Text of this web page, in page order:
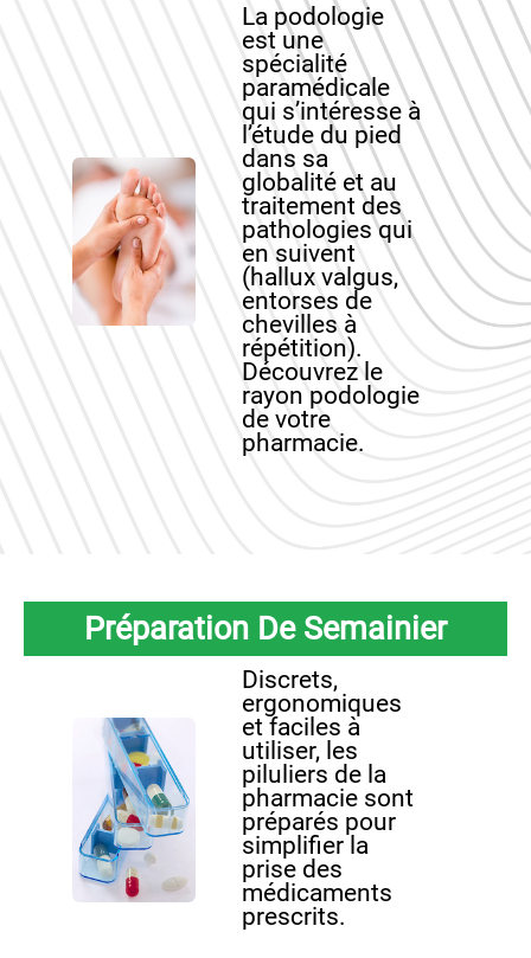
La podologie
est une
spécialité
paramédicale
qui s’intéresse à
l’étude du pied
dans sa
globalité et au
traitement des
pathologies qui
en suivent
(hallux valgus,
entorses de
chevilles à
répétition).
Découvrez le
rayon podologie
de votre
pharmacie.
Préparation De Semainier
Discrets,
ergonomiques
et faciles à
utiliser, les
piluliers de la
pharmacie sont
préparés pour
simplifier la
prise des
médicaments
prescrits.